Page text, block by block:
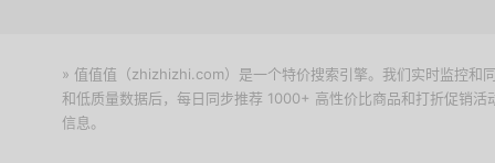
» 值值值（zhizhizhi.com）是一个特价搜索引擎。我们实时监控和
和低质量数据后，每日同步推荐 1000+ 高性价比商品和打折促销
信息。